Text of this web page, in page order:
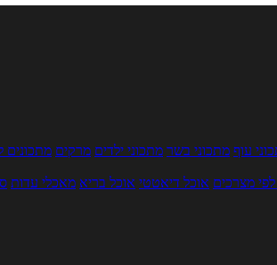
עוף מתכוני בשר מתכוני ילדים מרקים מתכונים
מצרכים אוכל דיאטטי אוכל בריא מאכלי עדות